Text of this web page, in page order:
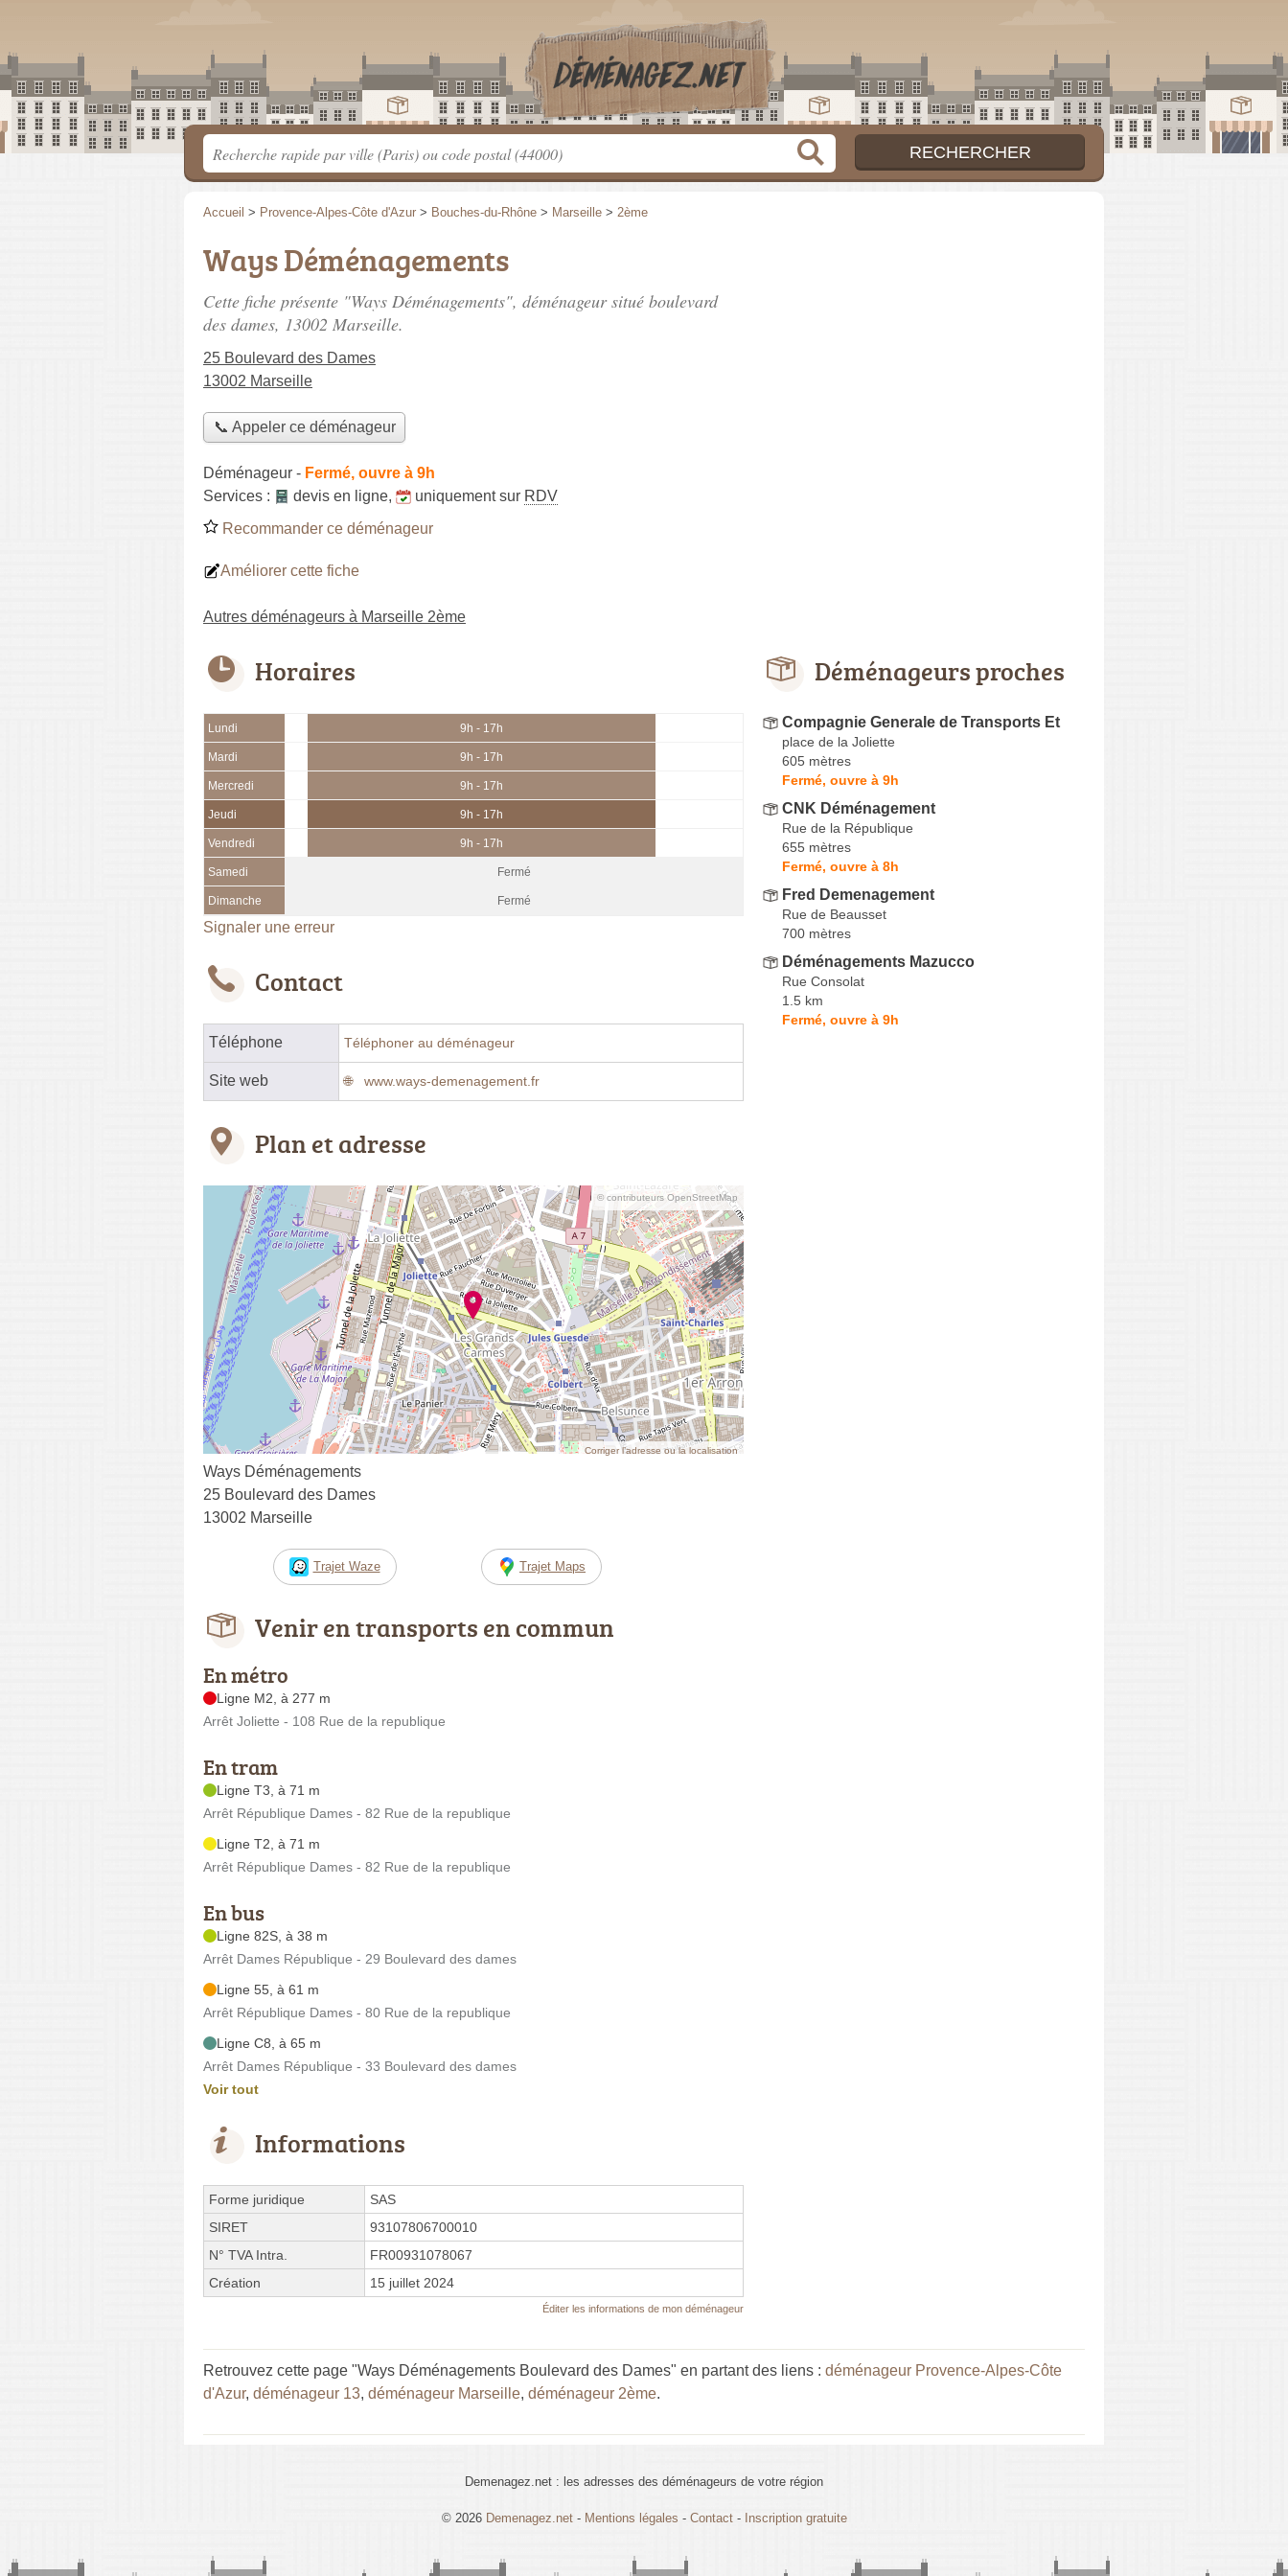
Accueil > Provence-Alpes-Côte d'Azur > Bouches-du-Rhône > Marseille > 2ème
Ways Déménagements
Cette fiche présente "Ways Déménagements", déménageur situé boulevard
des dames, 13002 Marseille.
25 Boulevard des Dames
13002 Marseille
📞 Appeler ce déménageur
Déménageur - Fermé, ouvre à 9h
Services :
devis en ligne, uniquement sur RDV
Recommander ce déménageur
Améliorer cette fiche
Autres déménageurs à Marseille 2ème
Horaires
Lundi 9h - 17h
Mardi 9h - 17h
Mercredi 9h - 17h
Jeudi 9h - 17h
Vendredi 9h - 17h
Samedi Fermé
Dimanche Fermé
Signaler une erreur
Contact
Téléphone Téléphoner au déménageur
Site web www.ways-demenagement.fr
Plan et adresse
© contributeurs OpenStreetMap
Corriger l’adresse ou la localisation
Ways Déménagements
25 Boulevard des Dames
13002 Marseille
Trajet Waze Trajet Maps
Venir en transports en commun
En métro
Ligne M2, à 277 m
Arrêt Joliette - 108 Rue de la republique
En tram
Ligne T3, à 71 m
Arrêt République Dames - 82 Rue de la republique
Ligne T2, à 71 m
Arrêt République Dames - 82 Rue de la republique
En bus
Ligne 82S, à 38 m
Arrêt Dames République - 29 Boulevard des dames
Ligne 55, à 61 m
Arrêt République Dames - 80 Rue de la republique
Ligne C8, à 65 m
Arrêt Dames République - 33 Boulevard des dames
Voir tout
Informations
Forme juridique
SAS
SIRET
93107806700010
N° TVA Intra.
FR00931078067
Création
15 juillet 2024
Éditer les informations de mon déménageur
Déménageurs proches
Compagnie Generale de Transports Et
place de la Joliette
605 mètres
Fermé, ouvre à 9h
CNK Déménagement
Rue de la République
655 mètres
Fermé, ouvre à 8h
Fred Demenagement
Rue de Beausset
700 mètres
Déménagements Mazucco
Rue Consolat
1.5 km
Fermé, ouvre à 9h
Retrouvez cette page "Ways Déménagements Boulevard des Dames" en partant des liens : déménageur Provence-Alpes-Côte
d'Azur, déménageur 13, déménageur Marseille, déménageur 2ème.
Demenagez.net : les adresses des déménageurs de votre région
© 2026 Demenagez.net - Mentions légales - Contact- Inscription gratuite